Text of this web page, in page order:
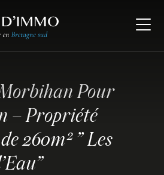
Pour
– Propriété
260m² ” Les